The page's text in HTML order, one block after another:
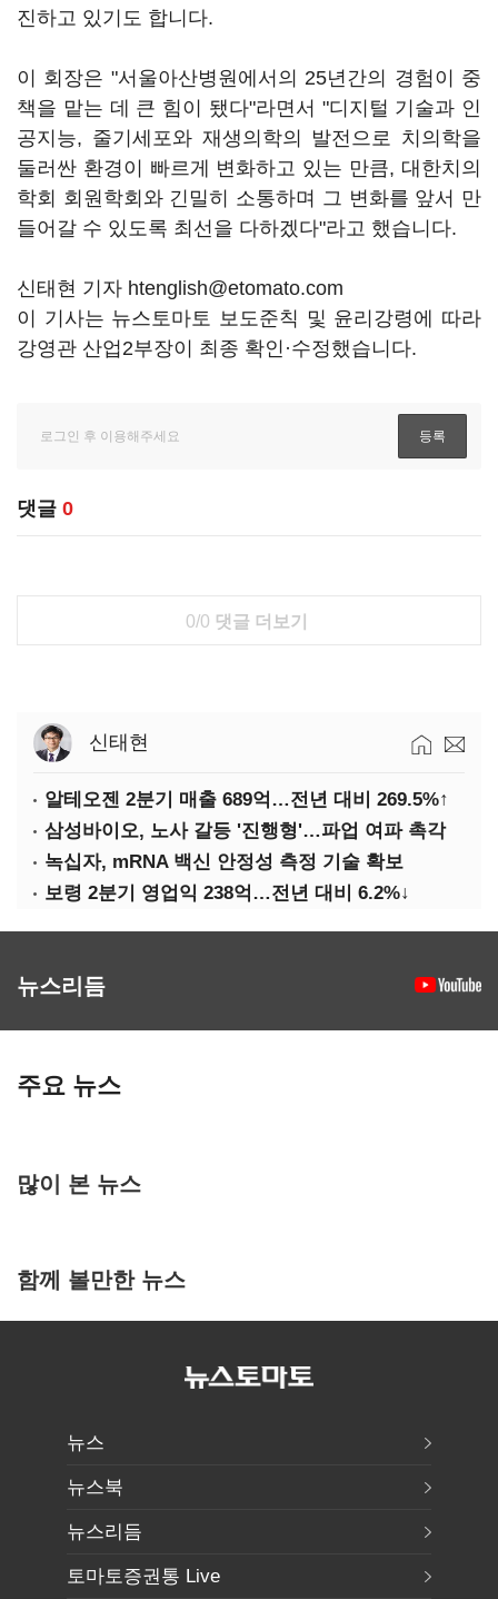
진하고 있기도 합니다.
이 회장은 "서울아산병원에서의 25년간의 경험이 중
책을 맡는 데 큰 힘이 됐다"라면서 "디지털 기술과 인
공지능, 줄기세포와 재생의학의 발전으로 치의학을
둘러싼 환경이 빠르게 변화하고 있는 만큼, 대한치의
학회 회원학회와 긴밀히 소통하며 그 변화를 앞서 만
들어갈 수 있도록 최선을 다하겠다"라고 했습니다.
신태현 기자 htenglish@etomato.com
이 기사는 뉴스토마토 보도준칙 및 윤리강령에 따라
강영관 산업2부장이 최종 확인·수정했습니다.
댓글 0
0/0 댓글 더보기
신태현
알테오젠 2분기 매출 689억…전년 대비 269.5%↑
삼성바이오, 노사 갈등 '진행형'…파업 여파 촉각
녹십자, mRNA 백신 안정성 측정 기술 확보
보령 2분기 영업익 238억…전년 대비 6.2%↓
뉴스리듬
주요 뉴스
많이 본 뉴스
함께 볼만한 뉴스
뉴스
뉴스북
뉴스리듬
토마토증권통 Live